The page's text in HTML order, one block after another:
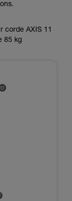
corde AXIS 11
85 kg